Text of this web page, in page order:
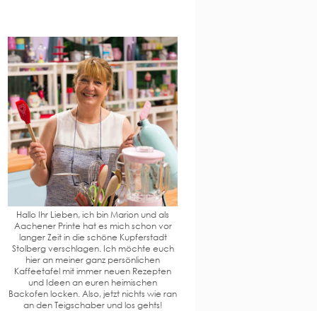
Hallo Ihr Lieben, ich bin Marion und als
Aachener Printe hat es mich schon vor
langer Zeit in die schöne Kupferstadt
Stolberg verschlagen. Ich möchte euch
hier an meiner ganz persönlichen
Kaffeetafel mit immer neuen Rezepten
und Ideen an euren heimischen
Backofen locken. Also, jetzt nichts wie ran
an den Teigschaber und los gehts!